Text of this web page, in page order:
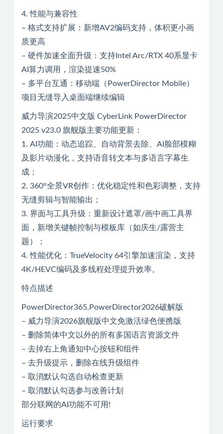
4. 性能与兼容性
– 格式支持扩展：新增AV2编码支持，体积更小画
质更高
– 硬件加速全面升级：支持Intel Arc/RTX 40系显卡
AI算力调用，渲染提速50%
– 多平台互通：移动端（PowerDirector Mobile）
项目无缝导入桌面端继续编辑
威力导演2025中文版 CyberLink PowerDirector
2025 v23.0 旗舰版主要功能更新：
1. AI功能：动态追踪、自动背景去除、AI脸部模糊
及影片动漫化，支持语音转文本与多语言字幕生
成；
2. 360°全景VR创作：优化稳定性和色彩调整，支持
无缝剪辑与智能输出；
3. 界面与工具升级：重新设计遮罩/画中画工具界
面，新增关键帧控制与模板库（如庆生/露营主
题）；
4. 性能优化：TrueVelocity 64引擎加速渲染，支持
4K/HEVC编码及多线程处理提升效率。
特点描述
PowerDirector365,PowerDirector2026破解版
– 威力导演2026旗舰版中文免激活绿色便携版
– 删除简体中文以外的所有多国语言资源文件
– 去掉右上角通知中心按钮和组件
– 去升级提示，删除在线升级组件
– 取消默认勾选自动检查更新
– 取消默认勾选参与改善计划
部分联网的AI功能不可用!
运行要求